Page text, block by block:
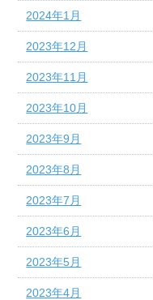
2024年1月
2023年12月
2023年11月
2023年10月
2023年9月
2023年8月
2023年7月
2023年6月
2023年5月
2023年4月